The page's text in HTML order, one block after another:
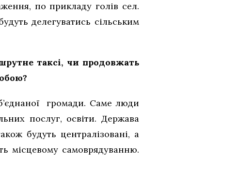
по прикладу голів сел.
делегуватись сільським
таксі, чи продовжать
громади. Саме люди
послуг, освіти. Держава
будуть централізовані, а
місцевому самоврядуванню.